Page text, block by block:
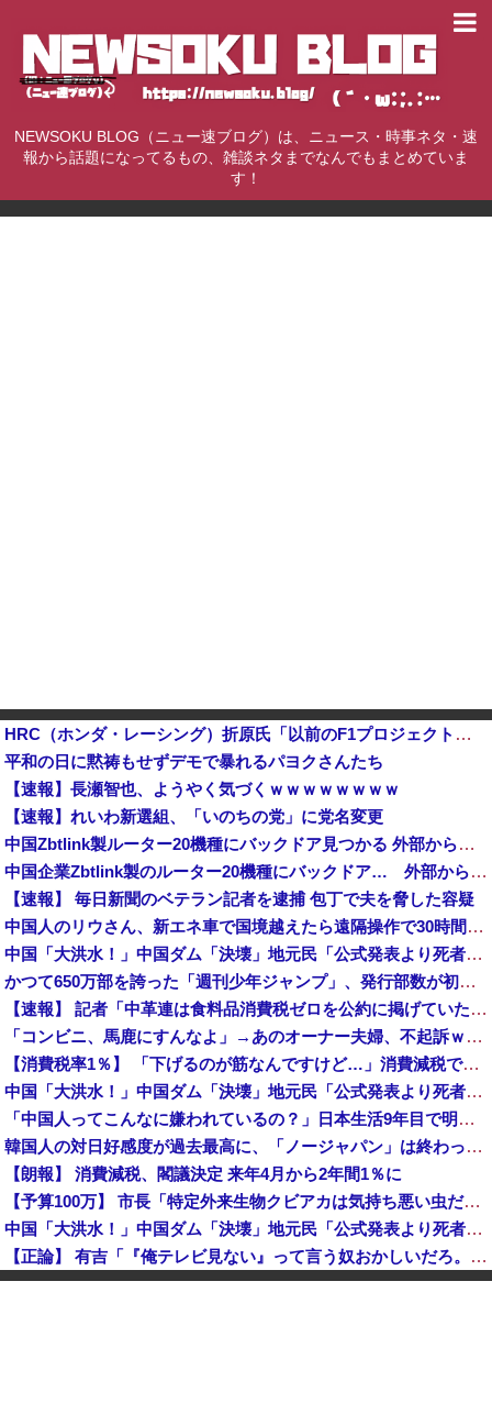
NEWSOKU BLOG（ニュー速ブログ）は、ニュース・時事ネタ・速
報から話題になってるもの、雑談ネタまでなんでもまとめていま
す！
HRC（ホンダ・レーシング）折原氏「以前のF1プロジェクトを経験した専門家を何人か呼び戻しました」他
平和の日に黙祷もせずデモで暴れるパヨクさんたち
【速報】長瀬智也、ようやく気づくｗｗｗｗｗｗｗｗ
【速報】れいわ新選組、「いのちの党」に党名変更
中国Zbtlink製ルーター20機種にバックドア見つかる 外部から完全制御のおそれ
中国企業Zbtlink製のルーター20機種にバックドア… 外部から完全制御のおそれ
【速報】 毎日新聞のベテラン記者を逮捕 包丁で夫を脅した容疑
中国人のリウさん、新エネ車で国境越えたら遠隔操作で30時間ロックされる！
中国「大洪水！」中国ダム「決壊」地元民「公式発表より死者多い！」中国政府「住民拘束！（安否不明」中国当局「救助隊動画も削除」台風13号「三峡ダム接近中」→
かつて650万部を誇った「週刊少年ジャンプ」、発行部数が初の100万部割れ
【速報】 記者「中革連は食料品消費税ゼロを公約に掲げていたが？」→階猛氏「そ、それは財源確保という条件付き」
「コンビニ、馬鹿にすんなよ」→あのオーナー夫婦、不起訴ｗｗｗｗｗｗｗｗｗ
【消費税率1％】 「下げるのが筋なんですけど…」消費減税で値下がりする分と同じだけ商品を値上げして店頭価格を変えない店も
中国「大洪水！」中国ダム「決壊」地元民「公式発表より死者多い！」中国政府「住民拘束！（安否不明」中国当局「救助隊動画も削除」台風13号「三峡ダム接近中」→
「中国人ってこんなに嫌われているの？」日本生活9年目で明かす本心！
韓国人の対日好感度が過去最高に、「ノージャパン」は終わった？＝ネット「中国より100倍いい」
【朗報】 消費減税、閣議決定 来年4月から2年間1％に
【予算100万】 市長「特定外来生物クビアカは気持ち悪い虫だしそんな需要ないと思う」1匹300円相当の報奨金→初日に42万取られ焦り
中国「大洪水！」中国ダム「決壊」地元民「公式発表より死者多い！」中国政府「住民拘束！（安否不明」中国当局「救助隊動画も削除」台風13号「三峡ダム接近中」→
【正論】 有吉「『俺テレビ見ない』って言う奴おかしいだろ。団子屋で『団子食べない』って言うか？」
世界初の超伝導量子熱機関…燃料もピストンもない量子エンジンが回った！